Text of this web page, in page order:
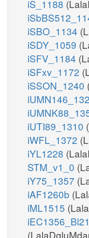
iS_1188
iSBO_1134
iSDY_1059
iSFV_1184
iSFxv_1172
iSSON_1240
iUTI89_1310
iWFL_1372
iYL1228
STM_v1_0
iY75_1357
iAF1260b
iML1515